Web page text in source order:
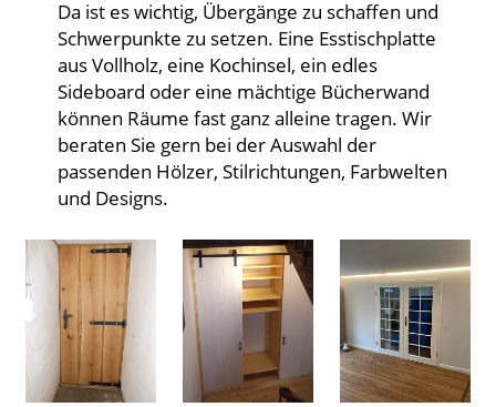
Da ist es wichtig, Übergänge zu schaffen und
Schwerpunkte zu setzen. Eine Esstischplatte
aus Vollholz, eine Kochinsel, ein edles
Sideboard oder eine mächtige Bücherwand
können Räume fast ganz alleine tragen. Wir
beraten Sie gern bei der Auswahl der
passenden Hölzer, Stilrichtungen, Farbwelten
und Designs.